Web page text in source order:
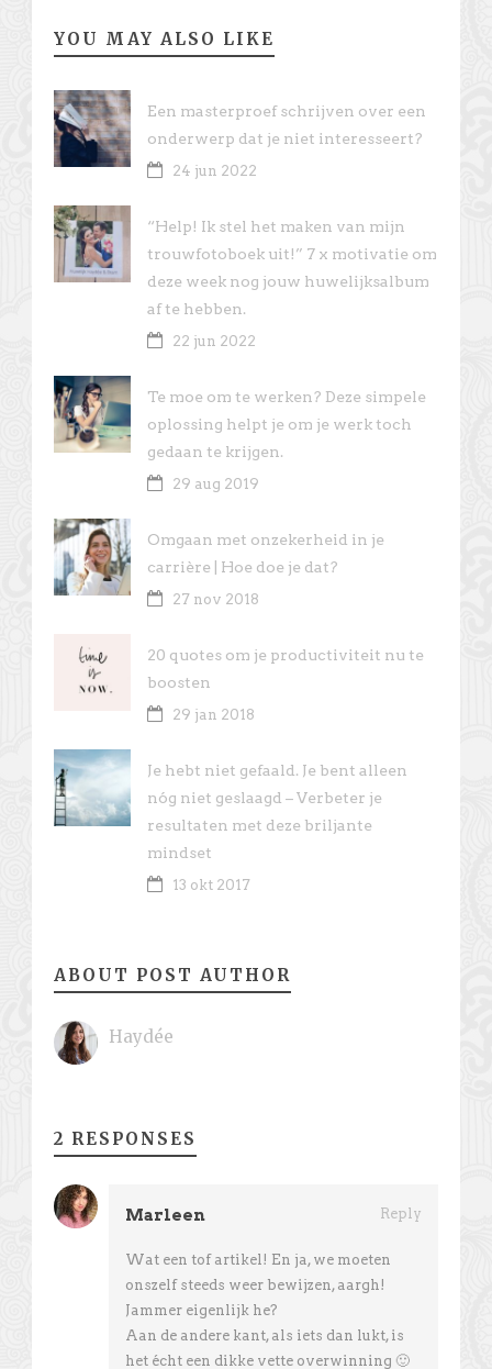
YOU MAY ALSO LIKE
Een masterproef schrijven over een
onderwerp dat je niet interesseert?
24 jun 2022
“Help! Ik stel het maken van mijn
trouwfotoboek uit!” 7 x motivatie om
deze week nog jouw huwelijksalbum
af te hebben.
22 jun 2022
Te moe om te werken? Deze simpele
oplossing helpt je om je werk toch
gedaan te krijgen.
29 aug 2019
Omgaan met onzekerheid in je
carrière | Hoe doe je dat?
27 nov 2018
20 quotes om je productiviteit nu te
boosten
29 jan 2018
Je hebt niet gefaald. Je bent alleen
nóg niet geslaagd – Verbeter je
resultaten met deze briljante
mindset
13 okt 2017
ABOUT POST AUTHOR
Haydée
2 RESPONSES
Marleen Reply
Wat een tof artikel! En ja, we moeten
onszelf steeds weer bewijzen, aargh!
Jammer eigenlijk he?
Aan de andere kant, als iets dan lukt, is
het écht een dikke vette overwinning 🙂